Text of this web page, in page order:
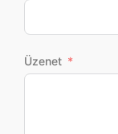
Üzenet